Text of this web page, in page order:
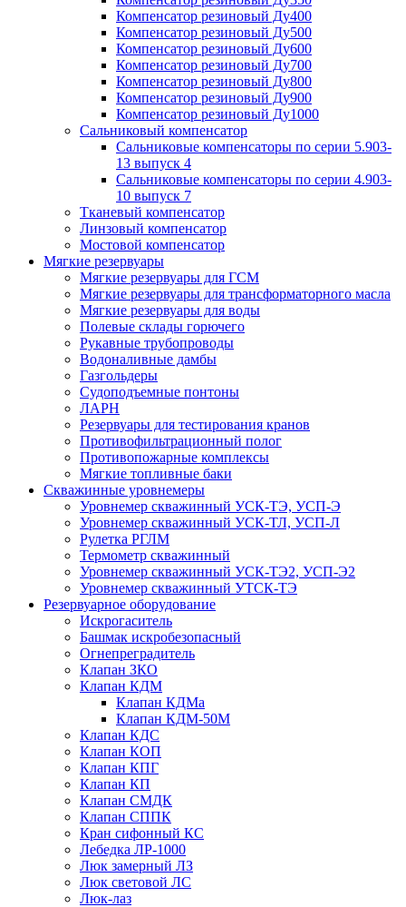
Компенсатор резиновый Ду400
Компенсатор резиновый Ду500
Компенсатор резиновый Ду600
Компенсатор резиновый Ду700
Компенсатор резиновый Ду800
Компенсатор резиновый Ду900
Компенсатор резиновый Ду1000
Сальниковый компенсатор
Сальниковые компенсаторы по серии 5.903-
13 выпуск 4
Сальниковые компенсаторы по серии 4.903-
10 выпуск 7
Тканевый компенсатор
Линзовый компенсатор
Мостовой компенсатор
Мягкие резервуары
Мягкие резервуары для ГСМ
Мягкие резервуары для трансформаторного масла
Мягкие резервуары для воды
Полевые склады горючего
Рукавные трубопроводы
Водоналивные дамбы
Газгольдеры
Судоподъемные понтоны
ЛАРН
Резервуары для тестирования кранов
Противофильтрационный полог
Противопожарные комплексы
Мягкие топливные баки
Скважинные уровнемеры
Уровнемер скважинный УСК-ТЭ, УСП-Э
Уровнемер скважинный УСК-ТЛ, УСП-Л
Рулетка РГЛМ
Термометр скважинный
Уровнемер скважинный УСК-ТЭ2, УСП-Э2
Уровнемер скважинный УТСК-ТЭ
Резервуарное оборудование
Искрогаситель
Башмак искробезопасный
Огнепреградитель
Клапан ЗКО
Клапан КДМ
Клапан КДМа
Клапан КДМ-50М
Клапан КДС
Клапан КОП
Клапан КПГ
Клапан КП
Клапан СМДК
Клапан СППК
Кран сифонный КС
Лебедка ЛР-1000
Люк замерный ЛЗ
Люк световой ЛС
Люк-лаз